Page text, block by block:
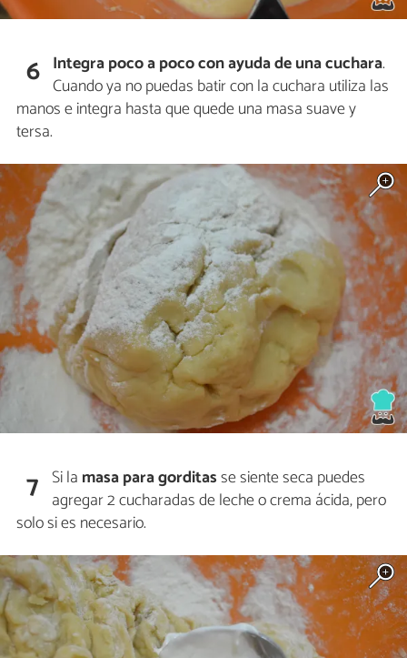
6 Integra poco a poco con ayuda de una cuchara.
Cuando ya no puedas batir con la cuchara utiliza las
manos e integra hasta que quede una masa suave y
tersa.
7 Si la masa para gorditasse siente seca puedes
agregar 2 cucharadas de leche o crema ácida, pero
solo si es necesario.